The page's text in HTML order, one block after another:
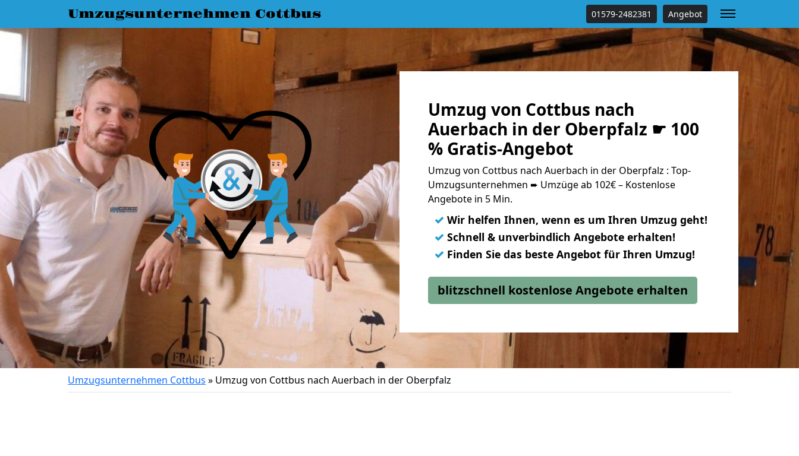
Umzugsunternehmen Cottbus 01579-2482381 Angebot
Umzug von Cottbus nach
Auerbach in der Oberpfalz ☛ 100
% Gratis-Angebot
Umzug von Cottbus nach Auerbach in der Oberpfalz : Top-
Umzugsunternehmen ➨ Umzüge ab 102€ – Kostenlose
Angebote in 5 Min.
✓ Wir helfen Ihnen, wenn es um Ihren Umzug geht!
✓ Schnell & unverbindlich Angebote erhalten!
✓ Finden Sie das beste Angebot für Ihren Umzug!
blitzschnell kostenlose Angebote erhalten
Umzugsunternehmen Cottbus » Umzug von Cottbus nach Auerbach in der Oberpfalz